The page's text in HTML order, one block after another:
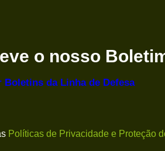
o nosso
Boletins da Linha de Defesa
Políticas de Privacidade e Proteção